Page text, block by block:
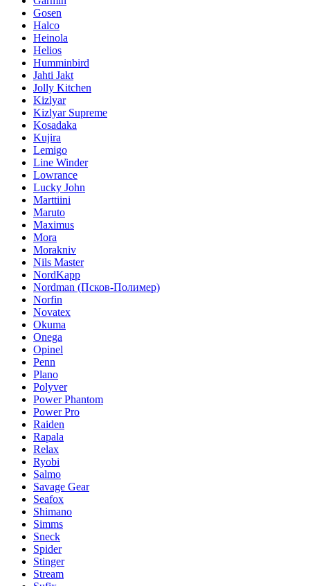
Gosen
Halco
Heinola
Helios
Humminbird
Jahti Jakt
Jolly Kitchen
Kizlyar
Kizlyar Supreme
Kosadaka
Kujira
Lemigo
Line Winder
Lowrance
Lucky John
Marttiini
Maruto
Maximus
Mora
Morakniv
Nils Master
NordKapp
Nordman (Псков-Полимер)
Norfin
Novatex
Okuma
Onega
Opinel
Penn
Plano
Polyver
Power Phantom
Power Pro
Raiden
Rapala
Relax
Ryobi
Salmo
Savage Gear
Seafox
Shimano
Simms
Sneck
Spider
Stinger
Stream